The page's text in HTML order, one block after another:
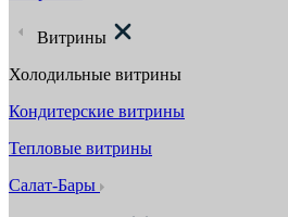
Витрины
Холодильные витрины
Кондитерские витрины
Тепловые витрины
Салат-Бары